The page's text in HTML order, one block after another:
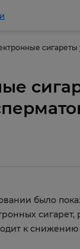
было
сигарет,
к снижению